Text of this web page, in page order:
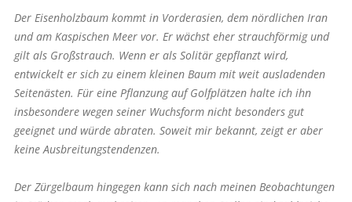
Der Eisenholzbaum kommt in Vorderasien, dem nördlichen Iran
und am Kaspischen Meer vor. Er wächst eher strauchförmig und
gilt als Großstrauch. Wenn er als Solitär gepflanzt wird,
entwickelt er sich zu einem kleinen Baum mit weit ausladenden
Seiten­ästen. Für eine Pflanzung auf Golfplätzen halte ich ihn
insbesondere wegen seiner Wuchsform nicht besonders gut
geeignet und würde abraten. Soweit mir bekannt, zeigt er aber
keine Ausbreitungstendenzen.
Der Zürgelbaum hingegen kann sich nach meinen Beobachtungen